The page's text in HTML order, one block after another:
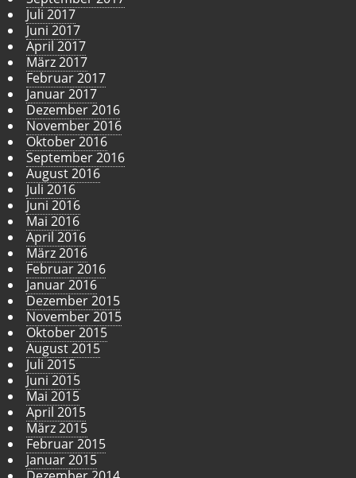
Juli 2017
Juni 2017
April 2017
März 2017
Februar 2017
Januar 2017
Dezember 2016
November 2016
Oktober 2016
September 2016
August 2016
Juli 2016
Juni 2016
Mai 2016
April 2016
März 2016
Februar 2016
Januar 2016
Dezember 2015
November 2015
Oktober 2015
August 2015
Juli 2015
Juni 2015
Mai 2015
April 2015
März 2015
Februar 2015
Januar 2015